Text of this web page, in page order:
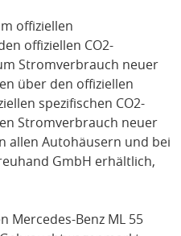
offiziellen
offiziellen CO2-
Stromverbrauch neuer
über den offiziellen
spezifischen CO2-
Stromverbrauch neuer
allen Autohäusern und bei
GmbH erhältlich,
Mercedes-Benz ML 55